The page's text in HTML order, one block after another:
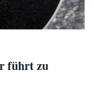
führt zu